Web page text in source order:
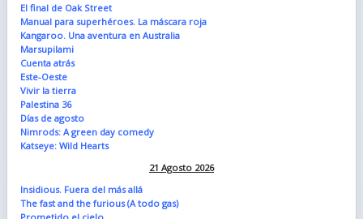
El final de Oak Street
Manual para superhéroes. La máscara roja
Kangaroo. Una aventura en Australia
Marsupilami
Cuenta atrás
Este-Oeste
Vivir la tierra
Palestina 36
Días de agosto
Nimrods: A green day comedy
Katseye: Wild Hearts
21 Agosto 2026
Insidious. Fuera del más allá
The fast and the furious (A todo gas)